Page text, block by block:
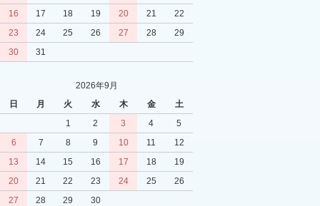
16
17 18 19 20 21
22
23
24 25 26 27 28
29
30
31
2026年9月
日
月 火 水 木 金
土
1
2 3 4
5
6
7 8 9 10 11
12
13
14 15 16 17 18
19
20
21 22 23 24 25
26
27
28 29 30